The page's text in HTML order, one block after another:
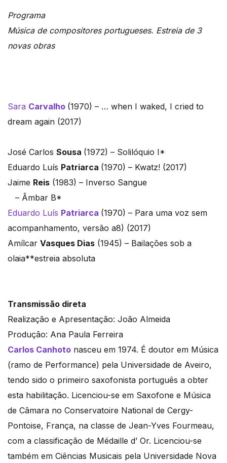
Programa
Música de compositores portugueses. Estreia de 3
novas obras
Sara Carvalho (1970) – … when I waked, I cried to
dream again (2017)
José Carlos Sousa (1972) – Solilóquio I*
Eduardo Luís Patriarca (1970) – Kwatz! (2017)
Jaime Reis (1983) – Inverso Sangue
– Âmbar B*
Eduardo Luís Patriarca (1970) – Para uma voz sem
acompanhamento, versão a8) (2017)
Amílcar Vasques Dias (1945) – Bailações sob a
olaia**estreia absoluta
Transmissão direta
Realização e Apresentação: João Almeida
Produção: Ana Paula Ferreira
Carlos Canhoto nasceu em 1974. É doutor em Música
(ramo de Performance) pela Universidade de Aveiro,
tendo sido o primeiro saxofonista português a obter
esta habilitação. Licenciou-se em Saxofone e Música
de Câmara no Conservatoire National de Cergy-
Pontoise, França, na classe de Jean-Yves Fourmeau,
com a classificação de Médaille d’ Or. Licenciou-se
também em Ciências Musicais pela Universidade Nova